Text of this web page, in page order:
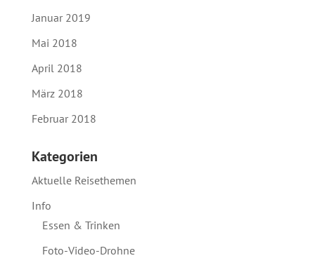
Januar 2019
Mai 2018
April 2018
März 2018
Februar 2018
Kategorien
Aktuelle Reisethemen
Info
Essen & Trinken
Foto-Video-Drohne